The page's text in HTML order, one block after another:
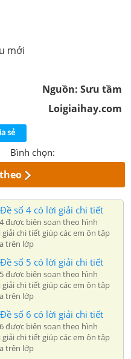
mới
Nguồn: Sưu tầm
Loigiaihay.com
sẻ
Bình chọn:
số 4 có lời giải chi tiết
được biên soạn theo hình
chi tiết giúp các em ôn tập
trên lớp
số 5 có lời giải chi tiết
được biên soạn theo hình
chi tiết giúp các em ôn tập
trên lớp
số 6 có lời giải chi tiết
được biên soạn theo hình
chi tiết giúp các em ôn tập
trên lớp